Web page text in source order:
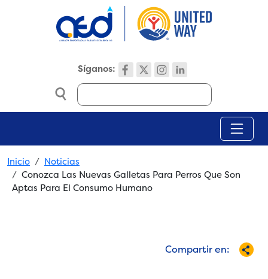
Síganos:
Search
Breadcrumb
Inicio
Noticias
Conozca Las Nuevas Galletas Para Perros Que Son
Aptas Para El Consumo Humano
Compartir en: